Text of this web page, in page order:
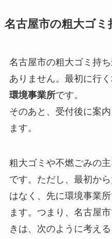
名古屋市の粗大ゴミ
名古屋市の粗大ゴミ持
ありません。最初に行く
環境事業所です。
そのあと、受付後に案
ます。
粗大ゴミや不燃ごみの
です。ただし、最初か
はなく、先に環境事業
ます。つまり、名古屋
きは、次のように考え